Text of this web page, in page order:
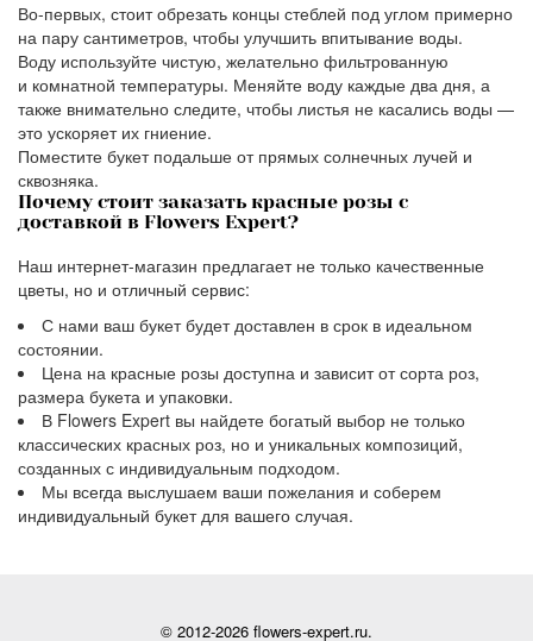
Во-первых, стоит обрезать концы стеблей под углом примерно
на пару сантиметров, чтобы улучшить впитывание воды.
Воду используйте чистую, желательно фильтрованную
и комнатной температуры. Меняйте воду каждые два дня, а
также внимательно следите, чтобы листья не касались воды —
это ускоряет их гниение.
Поместите букет подальше от прямых солнечных лучей и
сквозняка.
Почему стоит заказать красные розы с
доставкой в Flowers Expert?
Наш интернет-магазин предлагает не только качественные
цветы, но и отличный сервис:
С нами ваш букет будет доставлен в срок в идеальном
состоянии.
Цена на красные розы доступна и зависит от сорта роз,
размера букета и упаковки.
В Flowers Expert вы найдете богатый выбор не только
классических красных роз, но и уникальных композиций,
созданных с индивидуальным подходом.
Мы всегда выслушаем ваши пожелания и соберем
индивидуальный букет для вашего случая.
© 2012-2026 flowers-expert.ru.